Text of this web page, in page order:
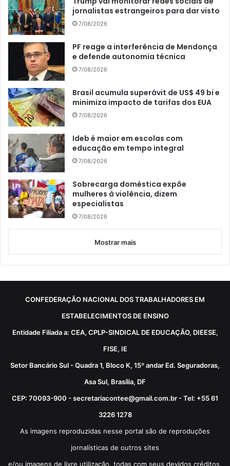
jornalistas estrangeiros para dar visto
7/08/2026
PF reage a interferência de Mendonça
e defende autonomia técnica
7/08/2026
Brasil acumula superávit de US$ 49 bi e
minimiza impacto de tarifas dos EUA
7/08/2026
Ideb é maior em escolas com
educação em tempo integral
7/08/2026
Sobrecarga doméstica expõe
mulheres à violência, dizem
especialistas
7/08/2026
Mostrar mais
CONFEDERAÇÃO NACIONAL DOS TRABALHADORES EM
ESTABELECIMENTOS DE ENSINO
Entidade Filiada a: CEA, CPLP-SINDICAL DE EDUCAÇÃO, DIEESE,
FISE, IE
Setor Bancário Sul - Quadra 1, Bloco K, 15º andar Ed. Seguradoras,
Asa Sul, Brasília, DF
CEP: 70093-900 - secretariacontee@gmail.com.br - Tel: +55 61
3226 1278
As imagens reproduzidas nesse portal são de reproduções
jornalísticas de outros sites
e/ou imagens de livre utilização, todas com seus devidos créditos.